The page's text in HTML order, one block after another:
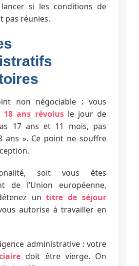
si les conditions de
pas réunies.
non négociable : vous
18 ans révolusle jour de
17 ans et 11 mois, pas
ans ». Ce point ne souffre
soit vous êtes
de l’Union européenne,
untitre de séjour
autorise à travailler en
administrative : votre
doit être vierge. On